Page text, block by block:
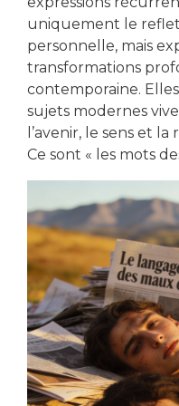
uniquement le reflet
personnelle, mais
transformations
contemporaine.
sujets modernes
l’avenir, le sens et
Ce sont « les mots